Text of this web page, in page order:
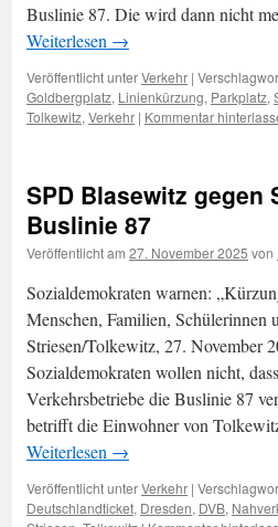
Buslinie 87. Die wird dann nicht
Weiterlesen →
Veröffentlicht unterVerkehr |
Goldbergplatz, Linienkürzung, Parkplatz,
Tolkewitz, Verkehr | Kommentar
SPD Blasewitz gegen
Buslinie 87
Veröffentlicht am 27. November 2025 von
Sozialdemokraten warnen:
Menschen, Familien, Schülerinnen
Striesen/Tolkewitz, 27. November
Sozialdemokraten wollen nicht,
Verkehrsbetriebe die Buslinie 87
betrifft die Einwohner von
Weiterlesen →
Veröffentlicht unterVerkehr |
Deutschlandticket, Dresden, DVB,